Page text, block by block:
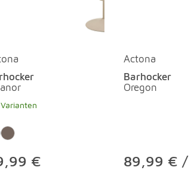
€
Actona
Barhocker
Oregon
89,99 € /